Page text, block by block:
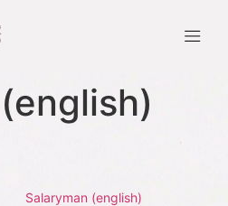
Salaryman (english)